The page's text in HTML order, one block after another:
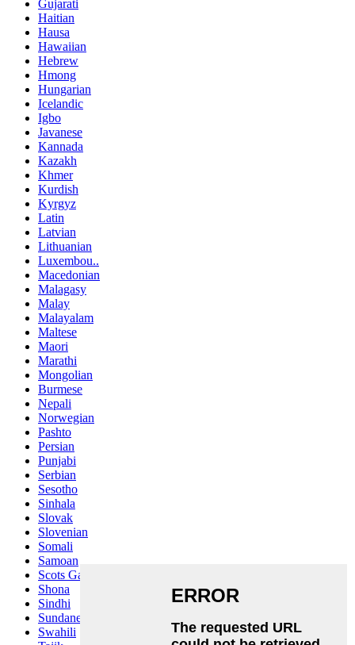
Gujarati
Haitian
Hausa
Hawaiian
Hebrew
Hmong
Hungarian
Icelandic
Igbo
Javanese
Kannada
Kazakh
Khmer
Kurdish
Kyrgyz
Latin
Latvian
Lithuanian
Luxembou..
Macedonian
Malagasy
Malay
Malayalam
Maltese
Maori
Marathi
Mongolian
Burmese
Nepali
Norwegian
Pashto
Persian
Punjabi
Serbian
Sesotho
Sinhala
Slovak
Slovenian
Somali
Samoan
Scots Gaelic
Shona
Sindhi
Sundanese
Swahili